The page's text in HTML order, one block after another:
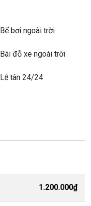
Bể bơi ngoài trời
Bãi đỗ xe ngoài trời
Lễ tân 24/24
1.200.000₫